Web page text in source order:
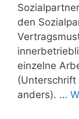
den
einzelne
anders). …